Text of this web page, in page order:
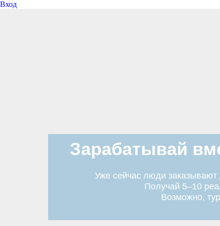
Вход
Зарабатывай
Уже сейчас люди заказывают
Получай 5–10
Возможно,